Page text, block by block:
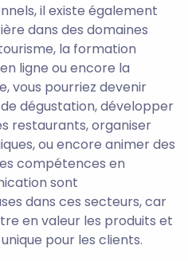
il existe également
dans des domaines
la formation
ligne ou encore la
vous pourriez devenir
dégustation, développer
restaurants, organiser
ou encore animer des
compétences en
sont
dans ces secteurs, car
en valeur les produits et
pour les clients.